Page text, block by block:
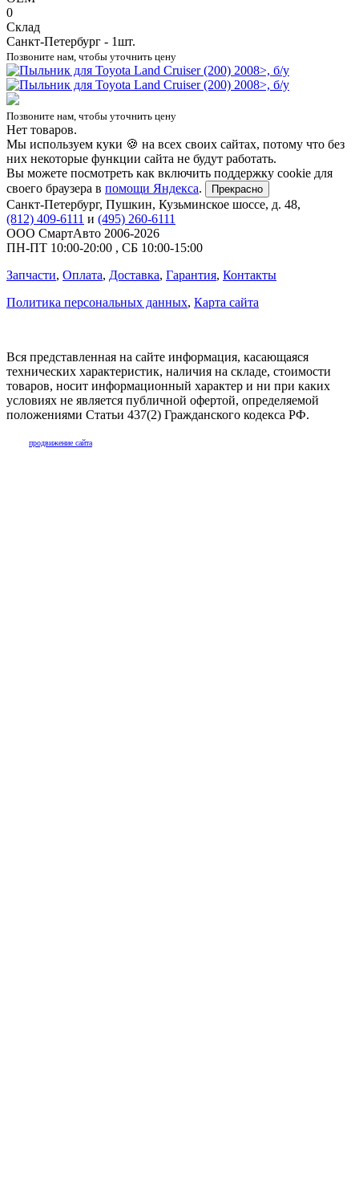
0
Склад
Санкт-Петербург - 1шт.
Позвоните нам, чтобы уточнить цену
Позвоните нам, чтобы уточнить цену
Нет товаров.
Мы используем куки 🍪 на всех своих сайтах, потому что без
них некоторые функции сайта не будут работать.
Вы можете посмотреть как включить поддержку cookie для
своего браузера в помощи Яндекса. Прекрасно
Санкт-Петербург, Пушкин, Кузьминское шоссе, д. 48,
(812) 409-6111 и (495) 260-6111
ООО СмартАвто 2006-2026
ПН-ПТ 10:00-20:00 , СБ 10:00-15:00
Запчасти, Оплата, Доставка, Гарантия, Контакты
Политика персональных данных, Карта сайта
Вся представленная на сайте информация, касающаяся
технических характеристик, наличия на складе, стоимости
товаров, носит информационный характер и ни при каких
условиях не является публичной офертой, определяемой
положениями Статьи 437(2) Гражданского кодекса РФ.
продвижение сайта